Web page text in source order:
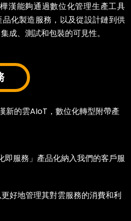
漢能夠通過數位化管理生產工具
化製造服務，以及從設計鏈到供
成、測試和包裝的可見性。
新的雲AIoT，數位化轉型附帶產
即服務」產品化納入我們的客戶服
好地管理其對雲服務的消費和利